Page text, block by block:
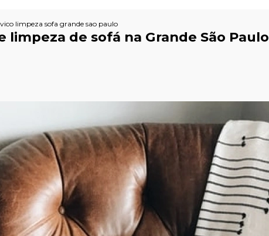
limpeza sofa grande sao paulo
limpeza de sofá na Grande São Paulo